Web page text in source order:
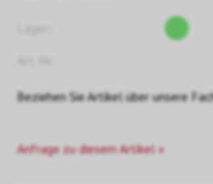
Beziehen Sie Artikel über unsere
Anfrage zu diesem Artikel »